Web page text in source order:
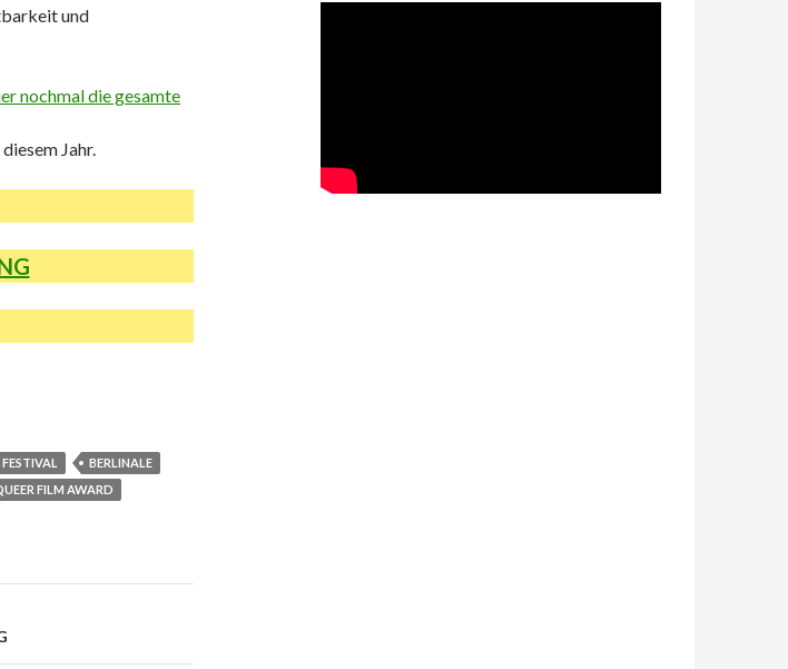
und
nochmal die gesamte
Jahr.
BERLINALE
FILM AWARD